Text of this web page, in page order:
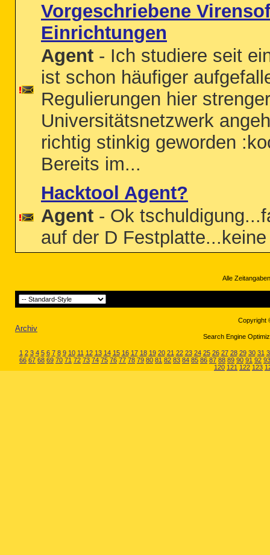
Vorgeschriebene
Einrichtungen
Agent - Ich studiere seit
ist schon häufiger
Regulierungen hier
Universitätsnetzwerk
richtig stinkig geworden
Bereits im...
Hacktool Agent?
Agent - Ok
auf der D
Alle
Copyright
Archiv
Search Engine
1 2 3 4 5 6 7 8 9 10 11 12 13 14 15 16 17 18 19 20 21 22 23 24 25 26 27 28 29 30 31
66 67 68 69 70 71 72 73 74 75 76 77 78 79 80 81 82 83 84 85 86 87 88 89 90 91 92 93
120 121 122 123